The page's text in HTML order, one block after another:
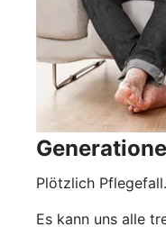
Plötzlich
Es kann uns alle